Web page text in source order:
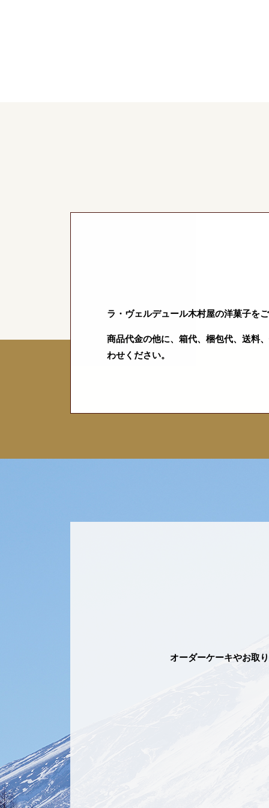
ラ・ヴェルデュール木村屋の洋菓子を
商品代金の他に、箱代、梱包代、送料
わせください。
オーダーケーキやお取